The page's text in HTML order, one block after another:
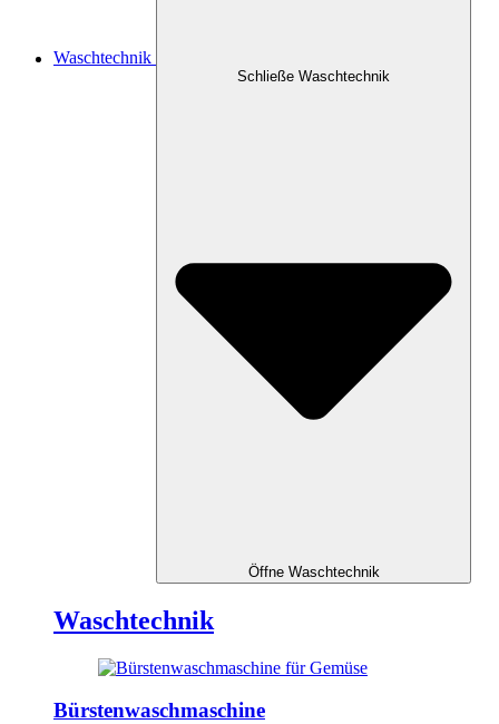
Waschtechnik
Schließe Waschtechnik
Öffne Waschtechnik
Waschtechnik
Bürstenwaschmaschine